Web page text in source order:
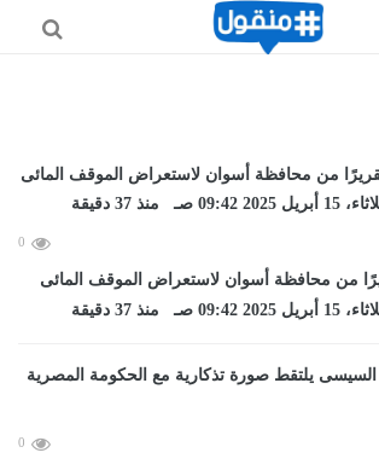
0
من محافظة أسوان لاستعراض الموقف المائى
37 دقيقة
0